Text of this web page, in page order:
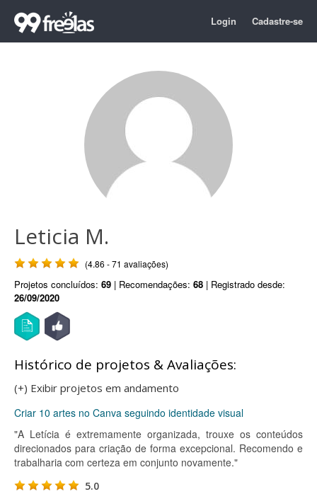
Login Cadastre-se
Leticia M.
(4.86 - 71 avaliações)
Projetos concluídos: 69 | Recomendações: 68 | Registrado desde:
26/09/2020
Histórico de projetos & Avaliações:
(+) Exibir projetos em andamento
Criar 10 artes no Canva seguindo identidade visual
"A Letícia é extremamente organizada, trouxe os conteúdos
direcionados para criação de forma excepcional. Recomendo e
trabalharia com certeza em conjunto novamente."
5.0